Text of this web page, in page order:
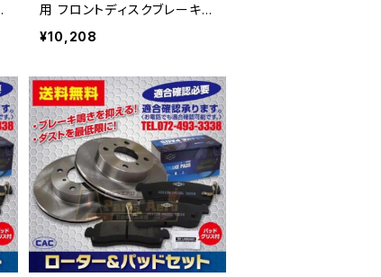
用 フロントディスクブレーキロ
ータ.パッドセット PA427
（ＣＡＣ）/専用グリス付車体番
¥10,208